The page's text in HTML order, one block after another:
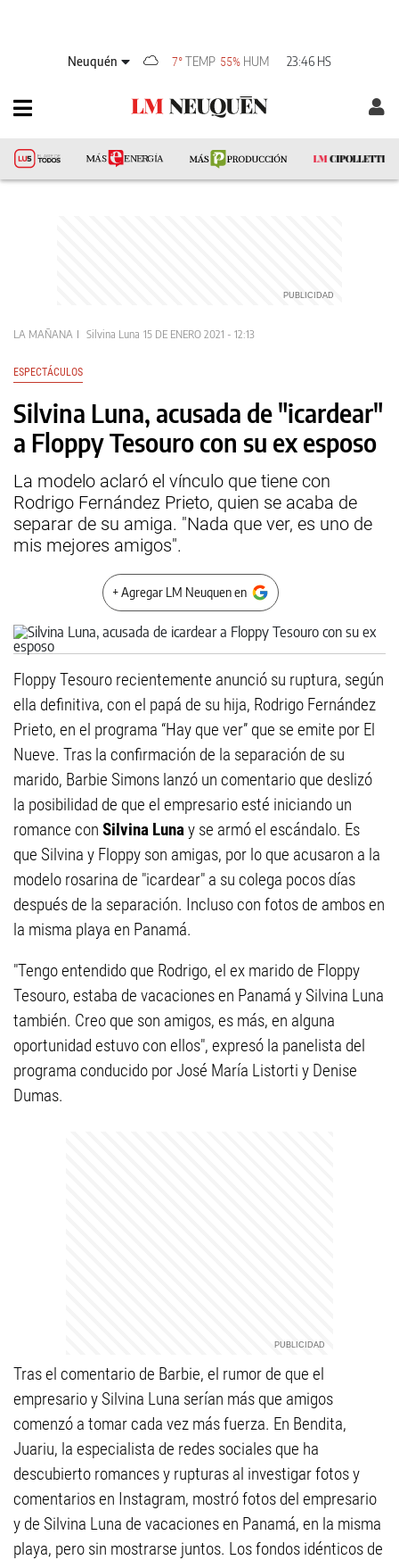
Neuquén 7° TEMP 55% HUM 23:46 HS
LA MAÑANA Silvina Luna 15 DE ENERO 2021 - 12:13
ESPECTÁCULOS
Silvina Luna, acusada de "icardear"
a Floppy Tesouro con su ex esposo
La modelo aclaró el vínculo que tiene con
Rodrigo Fernández Prieto, quien se acaba de
separar de su amiga. "Nada que ver, es uno de
mis mejores amigos".
+ Agregar LM Neuquen en
Floppy Tesouro recientemente anunció su ruptura, según
ella definitiva, con el papá de su hija, Rodrigo Fernández
Prieto, en el programa “Hay que ver” que se emite por El
Nueve. Tras la confirmación de la separación de su
marido, Barbie Simons lanzó un comentario que deslizó
la posibilidad de que el empresario esté iniciando un
romance con Silvina Lunay se armó el escándalo. Es
que Silvina y Floppy son amigas, por lo que acusaron a la
modelo rosarina de "icardear" a su colega pocos días
después de la separación. Incluso con fotos de ambos en
la misma playa en Panamá.
"Tengo entendido que Rodrigo, el ex marido de Floppy
Tesouro, estaba de vacaciones en Panamá y Silvina Luna
también. Creo que son amigos, es más, en alguna
oportunidad estuvo con ellos", expresó la panelista del
programa conducido por José María Listorti y Denise
Dumas.
Tras el comentario de Barbie, el rumor de que el
empresario y Silvina Luna serían más que amigos
comenzó a tomar cada vez más fuerza. En Bendita,
Juariu, la especialista de redes sociales que ha
descubierto romances y rupturas al investigar fotos y
comentarios en Instagram, mostró fotos del empresario
y de Silvina Luna de vacaciones en Panamá, en la misma
playa, pero sin mostrarse juntos. Los fondos idénticos de